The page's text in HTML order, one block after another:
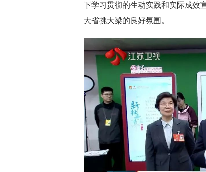
下学习贯彻的生动实践和实际成效
大省挑大梁的良好氛围。